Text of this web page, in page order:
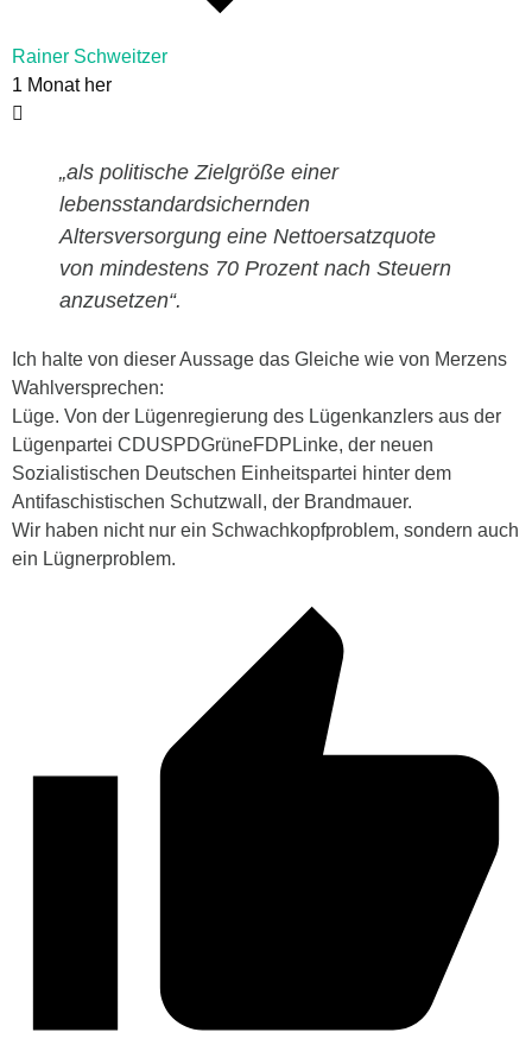
Rainer Schweitzer
1 Monat her
„als politische Zielgröße einer
lebensstandardsichernden
Altersversorgung eine Nettoersatzquote
von mindestens 70 Prozent nach Steuern
anzusetzen“.
Ich halte von dieser Aussage das Gleiche wie von Merzens
Wahlversprechen:
Lüge. Von der Lügenregierung des Lügenkanzlers aus der
Lügenpartei CDUSPDGrüneFDPLinke, der neuen
Sozialistischen Deutschen Einheitspartei hinter dem
Antifaschistischen Schutzwall, der Brandmauer.
Wir haben nicht nur ein Schwachkopfproblem, sondern auch
ein Lügnerproblem.